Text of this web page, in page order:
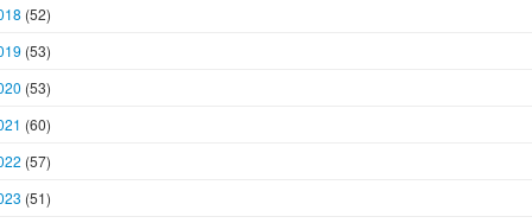
(52)
(53)
(53)
(60)
(57)
(51)